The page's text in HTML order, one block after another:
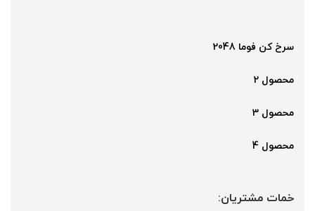
سرخ کن فوما 2048
محصول 2
محصول 3
محصول 4
خمات مشتریان: